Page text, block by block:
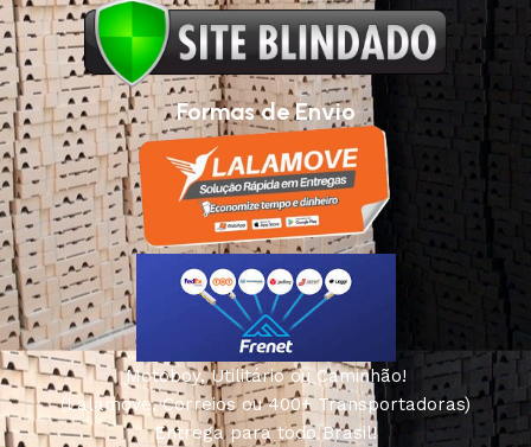
Formas de Envio
Motoboy, Utilitário ou Caminhão!
(Lalamove, Correios ou 400+ Transportadoras)
Entrega para todo Brasil!